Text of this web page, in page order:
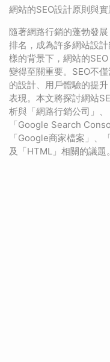
網站的SEO設計原則與
隨著網路行銷的蓬勃發
排名，成為許多網站設
樣的背景下，網站的
變得至關重要。SEO不
的設計、用戶體驗的提
表現。本文將探討網站
析與「網路行銷公司」
「Google Search
「Google商家檔案」、
及「HTML」相關的議題。